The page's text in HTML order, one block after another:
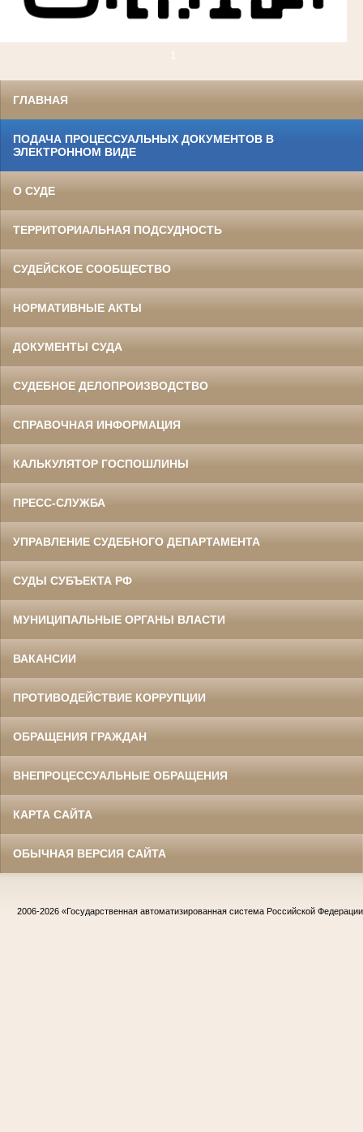
ГЛАВНАЯ
ПОДАЧА ПРОЦЕССУАЛЬНЫХ ДОКУМЕНТОВ В
ЭЛЕКТРОННОМ ВИДЕ
О СУДЕ
ТЕРРИТОРИАЛЬНАЯ ПОДСУДНОСТЬ
СУДЕЙСКОЕ СООБЩЕСТВО
НОРМАТИВНЫЕ АКТЫ
ДОКУМЕНТЫ СУДА
СУДЕБНОЕ ДЕЛОПРОИЗВОДСТВО
СПРАВОЧНАЯ ИНФОРМАЦИЯ
КАЛЬКУЛЯТОР ГОСПОШЛИНЫ
ПРЕСС-СЛУЖБА
УПРАВЛЕНИЕ СУДЕБНОГО ДЕПАРТАМЕНТА
СУДЫ СУБЪЕКТА РФ
МУНИЦИПАЛЬНЫЕ ОРГАНЫ ВЛАСТИ
ВАКАНСИИ
ПРОТИВОДЕЙСТВИЕ КОРРУПЦИИ
ОБРАЩЕНИЯ ГРАЖДАН
ВНЕПРОЦЕССУАЛЬНЫЕ ОБРАЩЕНИЯ
КАРТА САЙТА
ОБЫЧНАЯ ВЕРСИЯ САЙТА
2006-2026 «Государственная автоматизированная система Российской